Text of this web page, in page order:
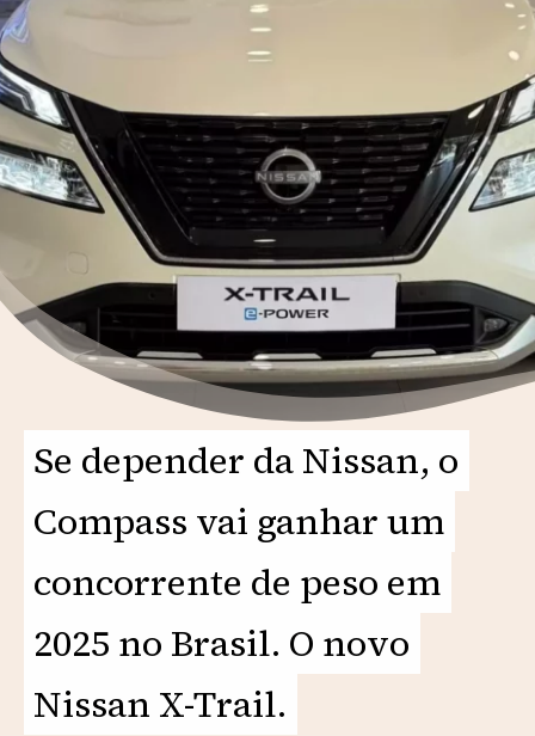
Se depender da Nissan, o
Compass vai ganhar um
concorrente de peso em
2025 no Brasil. O novo
Nissan X-Trail.
Se depender da Nissan, o
Compass vai ganhar um
concorrente de peso em
2025 no Brasil. O novo
Nissan X-Trail.